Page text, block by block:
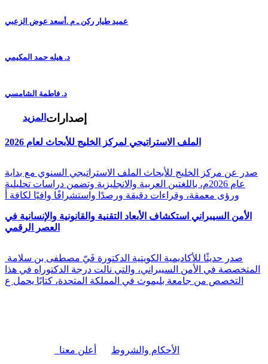
عميد طيار ركن ـ م .أسعد عوض الزعبي
د. هيله حمد المكيمي
د. فاطمة الشامسي
المزيد إصدارات
الملف الاستراتيجي لمركز الخليج للأبحاث لعام 2026
صدر عن مركز الخليج للأبحاث الملف الاستراتيجي السنوي مع بداية
عام 2026م، باللغتين العربية والانجليزية وتضمن دراسات تحليلية
ورؤى معمقة، وقراءات دقيقة ورصدًا واستشرافًا وافيًا لكافة أ
الأمن السيبراني استكشاف الأبعاد التقنية والقانونية والإنسانية في
العصر الرقمي
المتخصصة في الأمن السيبراني، والتي نالت درجة الدكتوراه في هذا
التخصص من جامعة بليموث في المملكة المتحدة، كتابًا يحمل ع
أعلن معنا الأحكام والشروط